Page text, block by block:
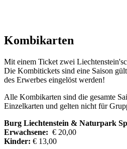
Kombikarten
Mit einem Ticket zwei
Die Kombitickets sind eine Saison
des Erwerbes eingelöst werden!
Alle Kombikarten sind die gesamte
Einzelkarten und gelten nicht für
Burg Liechtenstein & Naturpark
Erwachsene: € 20,00
Kinder: € 13,00